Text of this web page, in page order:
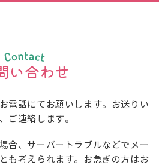
い合わせ
電話にてお願いします。
お送りい
ご連絡します。
合、サーバートラブルなどでメー
も考えられます。
お急ぎの方はお